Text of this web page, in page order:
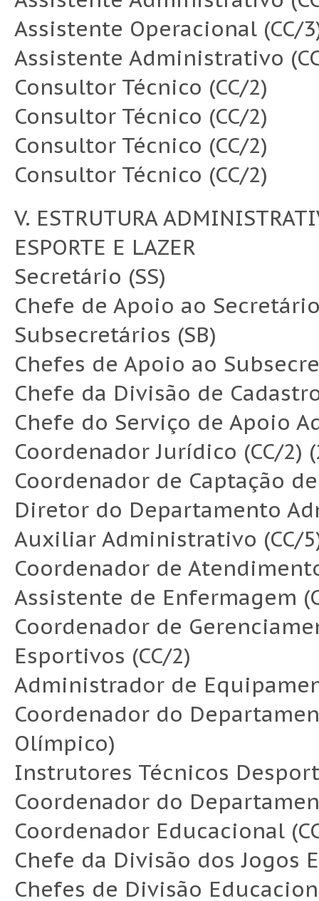
Assistente Operacional (CC/
Assistente Administrativo
Consultor Técnico (CC/2)
Consultor Técnico (CC/2)
Consultor Técnico (CC/2)
Consultor Técnico (CC/2)
V. ESTRUTURA
ESPORTE E LAZER
Secretário (SS)
Chefe de Apoio ao
Subsecretários (SB)
Chefes de Apoio ao
Chefe da Divisão de
Chefe do Serviço de Apoio
Coordenador Jurídico (CC/2)
Coordenador de Captação
Diretor do Departamento
Auxiliar Administrativo (CC/
Coordenador de
Assistente de Enfermagem
Coordenador de
Esportivos (CC/2)
Administrador de
Coordenador do
Olímpico)
Instrutores Técnicos
Coordenador do
Coordenador Educacional
Chefe da Divisão dos Jogos
Chefes de Divisão